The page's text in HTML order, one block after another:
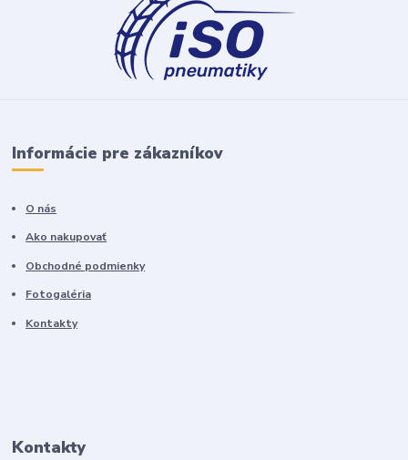
Informácie pre zákazníkov
O nás
Ako nakupovať
Obchodné podmienky
Fotogaléria
Kontakty
Kontakty